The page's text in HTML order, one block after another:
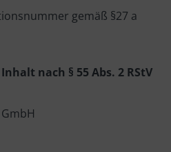
gemäß §27 a
nach § 55 Abs. 2 RStV